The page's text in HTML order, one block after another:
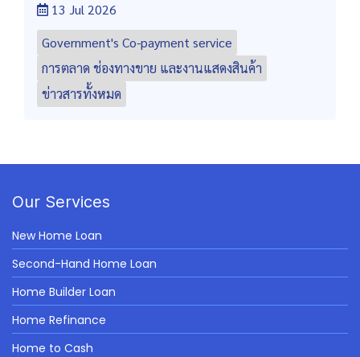
13 Jul 2026
Government's Co-payment service
การตลาด ช่องทางขาย และงานแสดงสินค้า
ข่าวสารทั้งหมด
Our Services
New Home Loan
Second-Hand Home Loan
Home Builder Loan
Home Refinance
Home to Cash